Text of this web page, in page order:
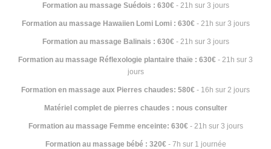
Formation au massage Suédois : 630€- 21h sur 3 jours
Formation au massage Hawaiien Lomi Lomi : 630€- 21h sur 3 jours
Formation au massage Balinais : 630€- 21h sur 3 jours
Formation au massage Réflexologie plantaire thaïe : 630€ - 21h sur 3
jours
Formation en massage aux Pierres chaudes: 580€ - 16h sur 2 jours
Matériel complet de pierres chaudes : nous consulter
Formation au massage Femme enceinte: 630€- 21h sur 3 jours
Formation au massage bébé : 320€- 7h sur 1 journée